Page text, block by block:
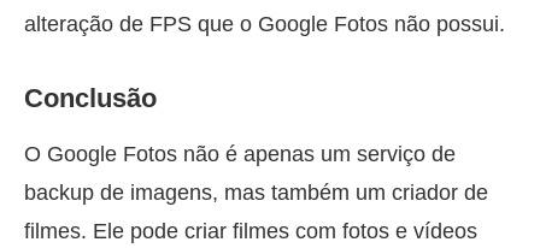
alteração de FPS que o Google Fotos não possui.
Conclusão
O Google Fotos não é apenas um serviço de
backup de imagens, mas também um criador de
filmes. Ele pode criar filmes com fotos e vídeos